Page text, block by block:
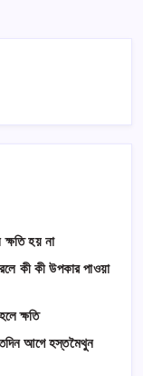
হয় না
কী কী উপকার পাওয়া
ক্ষতি
আগে হস্তমৈথুন